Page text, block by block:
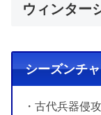
ウィンター
シーズンチ
・古代兵器侵攻